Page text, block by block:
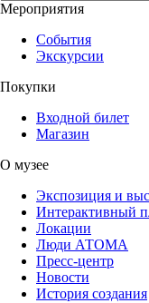
Мероприятия
События
Экскурсии
Покупки
Входной билет
Магазин
О музее
Экспозиция и
Интерактивный
Локации
Люди АТОМА
Пресс-центр
Новости
История создания